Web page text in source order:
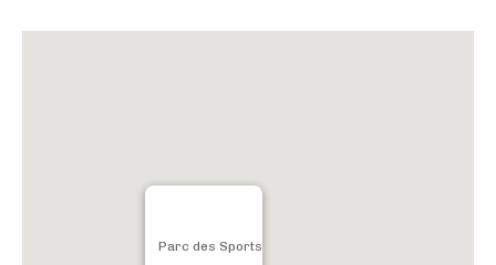
Parc des Sports